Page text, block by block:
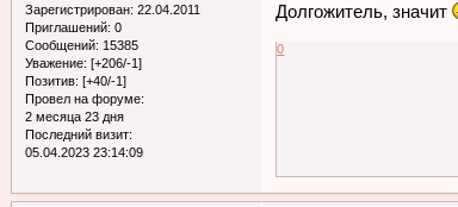
Зарегистрирован: 22.04.2011
Приглашений: 0
Сообщений: 15385
Уважение: [+206/-1]
Позитив: [+40/-1]
Провел на форуме:
2 месяца 23 дня
Последний визит:
05.04.2023 23:14:09
Долгожитель, значит
0